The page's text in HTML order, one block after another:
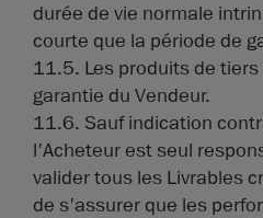
durée de vie normale
courte que la période de
11.5. Les produits de
garantie du Vendeur.
11.6. Sauf indication
l'Acheteur est seul
valider tous les Livrables
de s'assurer que les